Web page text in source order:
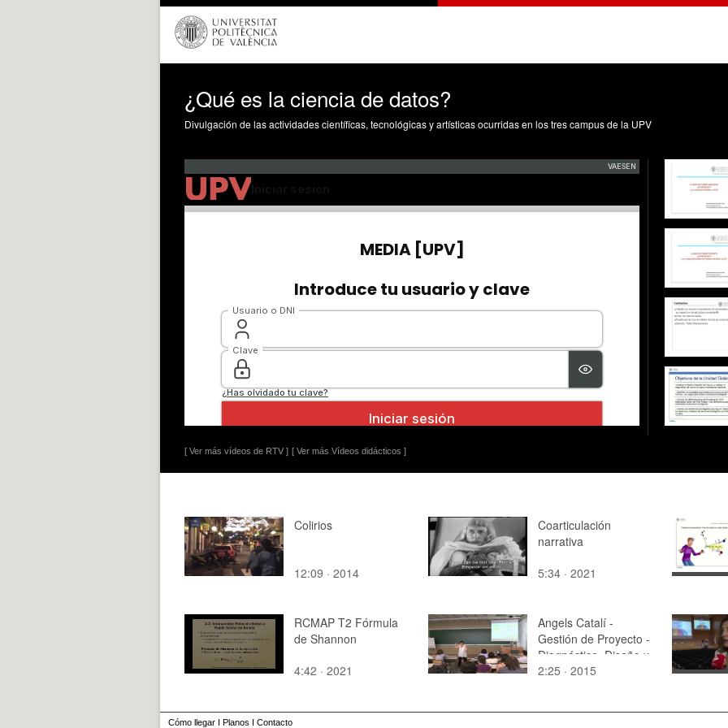
¿Qué es la ciencia de datos?
Divulgación de las actividades científicas, tecnológicas y artísticas ocurridas en los tres campus de la UPV
[ Ver más vídeos de RTV ] [ Ver más Vídeos didácticos ]
Colirios
12:09 · 2014
Coarticulación
narrativa
5:34 · 2021
RCMAP T2 Fórmula
de Shannon
4:42 · 2021
Angels Catalí -
Gestión de Proyecto -
Diagnóstico, Diseño y
Formulación (parte 2
2:25 · 2015
Cómo llegar I Planos I Contacto